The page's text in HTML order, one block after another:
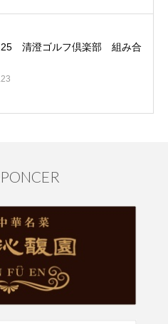
清澄ゴルフ倶楽部 組み合